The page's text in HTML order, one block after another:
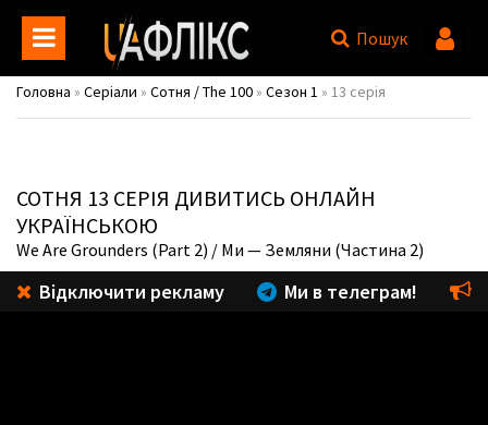
Пошук
Головна » Серіали » Сотня / The 100 » Сезон 1 » 13 серія
СОТНЯ 13 СЕРІЯ ДИВИТИСЬ ОНЛАЙН
УКРАЇНСЬКОЮ
We Are Grounders (Part 2) / Ми — Земляни (Частина 2)
Відключити рекламу Ми в телеграм!